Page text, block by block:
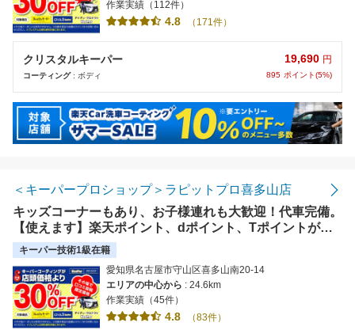
作業実績（112件）
4.8 （171件）
クリスタルキーパー
コーティング: ボディ
19,690 円
895 ポイント(5%)
＜キーパープロショップ＞ラピットプロ喜多山店
キッズコーナーもあり、お子様連れも大歓迎！代車完備。
【使えます】楽天ポイント、dポイント、Tポイントが付
きます！
キーパー技術1級在籍
愛知県名古屋市守山区喜多山南20-14
エリアの中心から : 24.6km
作業実績（45件）
4.8 （83件）